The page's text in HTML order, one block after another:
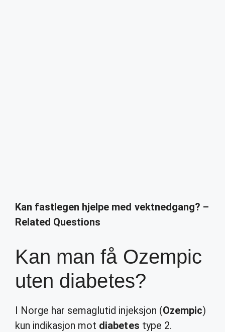
Kan fastlegen hjelpe med vektnedgang? –
Related Questions
Kan man få Ozempic
uten diabetes?
I Norge har semaglutid injeksjon (Ozempic)
kun indikasjon mot diabetes type 2.